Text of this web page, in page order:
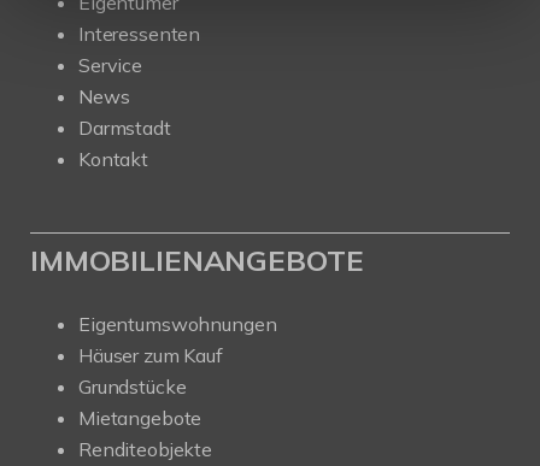
Interessenten
Service
News
Darmstadt
Kontakt
IMMOBILIENANGEBOTE
Eigentumswohnungen
Häuser zum Kauf
Grundstücke
Mietangebote
Renditeobjekte